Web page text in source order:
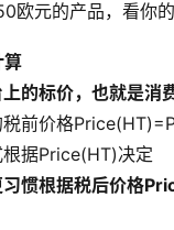
欧元的产品，看你
算
的标价，也就是消
前价格
据Price(HT)决定
惯根据税后价格